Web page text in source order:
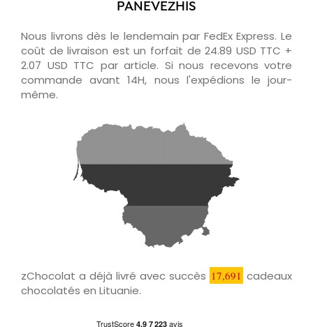
PANEVEZHIS
Nous livrons dès le lendemain par FedEx Express. Le
coût de livraison est un forfait de 24.89 USD TTC +
2.07 USD TTC par article. Si nous recevons votre
commande avant 14H, nous l'expédions le jour-
même.
zChocolat a déjà livré avec succès 17,691 cadeaux
chocolatés en Lituanie.